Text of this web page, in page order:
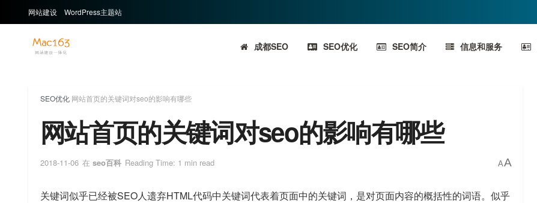
网站建设 WordPress主题站
成都SEO SEO优化 SEO简介 信息和服务
SEO优化 网站首页的关键词对seo的影响有哪些
网站首页的关键词对seo的影响有哪些
2018-11-06 在 seo百科 Reading Time: 1 min read AA
关键词似乎已经被SEO人遗弃HTML代码中关键词代表着页面中的关键词，是对页面内容的概括性的词语。似乎